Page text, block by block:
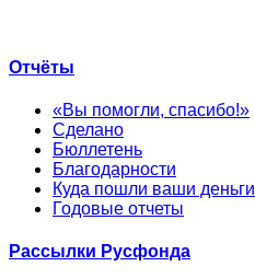
Отчёты
«Вы помогли, спасибо!»
Сделано
Бюллетень
Благодарности
Куда пошли ваши деньги
Годовые отчеты
Рассылки Русфонда